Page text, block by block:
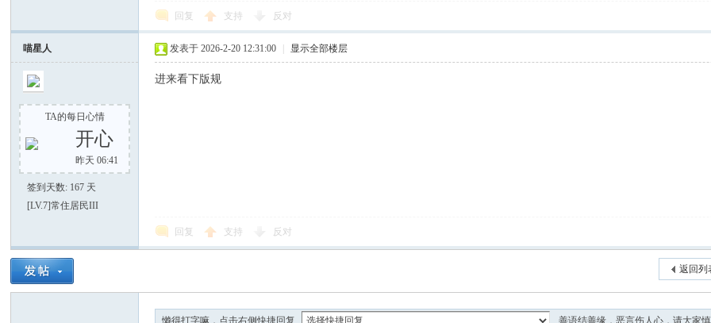
回复 支持 反对
喵星人
TA的每日心情
开心
昨天 06:41
签到天数: 167 天
[LV.7]常住居民III
发表于 2026-2-20 12:31:00 显示全部楼层
进来看下版规
回复 支持 反对
返回列
懒得打字嘛，点击右侧快捷回复 善语结善缘，恶言伤人心，请大家